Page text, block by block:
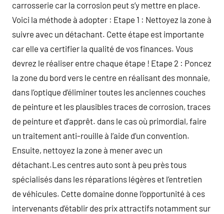
carrosserie car la corrosion peut s’y mettre en place.
Voici la méthode à adopter : Etape 1 : Nettoyez la zone à
suivre avec un détachant. Cette étape est importante
car elle va certifier la qualité de vos finances. Vous
devrez le réaliser entre chaque étape ! Etape 2 : Poncez
la zone du bord vers le centre en réalisant des monnaie,
dans l’optique d’éliminer toutes les anciennes couches
de peinture et les plausibles traces de corrosion, traces
de peinture et d’apprêt. dans le cas où primordial, faire
un traitement anti-rouille à l’aide d’un convention.
Ensuite, nettoyez la zone à mener avec un
détachant.Les centres auto sont à peu près tous
spécialisés dans les réparations légères et l’entretien
de véhicules. Cette domaine donne l’opportunité à ces
intervenants d’établir des prix attractifs notamment sur